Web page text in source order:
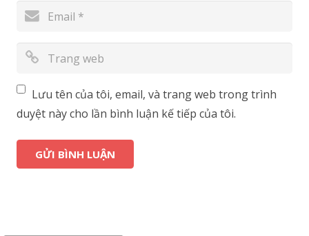
Lưu tên của tôi, email, và trang web trong trình
duyệt này cho lần bình luận kế tiếp của tôi.